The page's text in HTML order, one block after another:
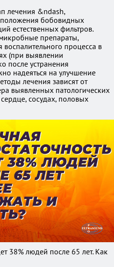
лечения &ndash,
положения бобовидных
естественных фильтров.
препараты,
процесса в
(при выявлении
после устранения
надеяться на улучшение
лечения зависят от
выявленных патологических
сосудах, половых
38% людей после 65 лет. Как